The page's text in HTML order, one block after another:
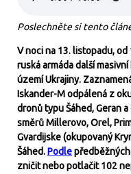
Poslechněte si tento
V noci na 13. listopadu,
ruská armáda další
území Ukrajiny.
Iskander-M odpálená z
dronů typu Šáhed, Geran
směrů Millerovo, Orel,
Gvardijske (okupovaný
Šáhed.Podle
zničit nebo potlačit 102